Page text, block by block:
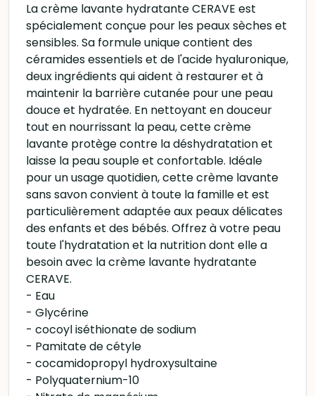
La crème lavante hydratante CERAVE est
spécialement conçue pour les peaux sèches et
sensibles. Sa formule unique contient des
céramides essentiels et de l'acide hyaluronique,
deux ingrédients qui aident à restaurer et à
maintenir la barrière cutanée pour une peau
douce et hydratée. En nettoyant en douceur
tout en nourrissant la peau, cette crème
lavante protège contre la déshydratation et
laisse la peau souple et confortable. Idéale
pour un usage quotidien, cette crème lavante
sans savon convient à toute la famille et est
particulièrement adaptée aux peaux délicates
des enfants et des bébés. Offrez à votre peau
toute l'hydratation et la nutrition dont elle a
besoin avec la crème lavante hydratante
CERAVE.
- Eau
- Glycérine
- cocoyl iséthionate de sodium
- Pamitate de cétyle
- cocamidopropyl hydroxysultaine
- Polyquaternium-10